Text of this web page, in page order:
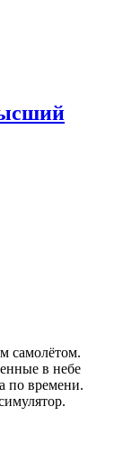
самолётом.
в небе
по времени.